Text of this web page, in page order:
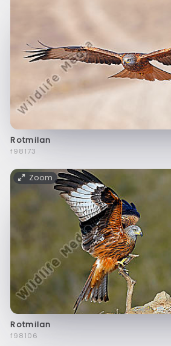
Rotmilan
f98173
Zoom
Rotmilan
f98106